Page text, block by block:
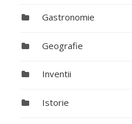
Gastronomie
Geografie
Inventii
Istorie